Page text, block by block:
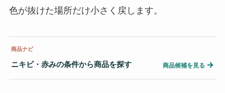
色が抜けた場所だけ小さく戻します。
商品ナビ
ニキビ・赤みの条件から商品を探す 商品候補を見る →